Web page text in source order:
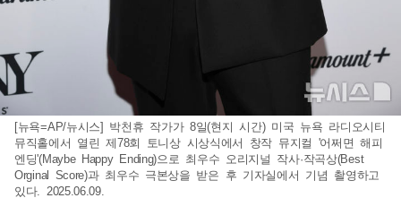
[뉴욕=AP/뉴시스] 박천휴 작가가 8일(현지 시간) 미국 뉴욕 라디오시티
뮤직홀에서 열린 제78회 토니상 시상식에서 창작 뮤지컬 '어쩌면 해피
엔딩'(Maybe Happy Ending)으로 최우수 오리지널 작사·작곡상(Best
Orginal Score)과 최우수 극본상을 받은 후 기자실에서 기념 촬영하고
있다. 2025.06.09.